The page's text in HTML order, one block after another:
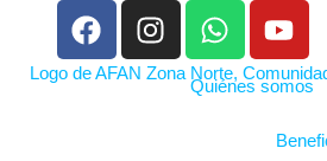
Quiénes somos